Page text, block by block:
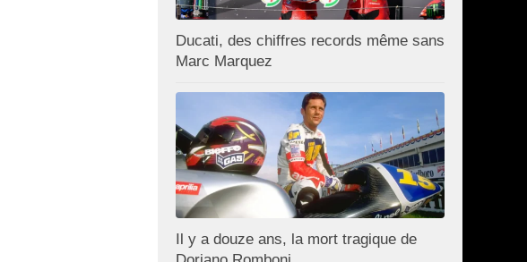
Ducati, des chiffres records même sans
Marc Marquez
Il y a douze ans, la mort tragique de